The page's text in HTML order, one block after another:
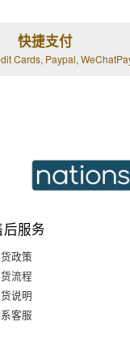
快捷支付
Cards, Paypal,
后服务
政策
流程
说明
客服